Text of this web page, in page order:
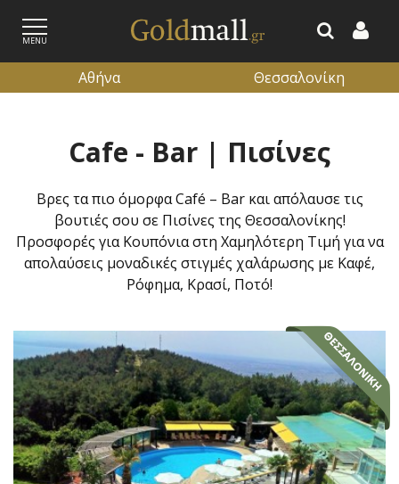
MENU
Αθήνα Θεσσαλονίκη
Cafe - Bar | Πισίνες
Βρες τα πιο όμορφα Café – Bar και απόλαυσε τις
βουτιές σου σε Πισίνες της Θεσσαλονίκης!
Προσφορές για Κουπόνια στη Χαμηλότερη Τιμή για να
απολαύσεις μοναδικές στιγμές χαλάρωσης με Καφέ,
Ρόφημα, Κρασί, Ποτό!